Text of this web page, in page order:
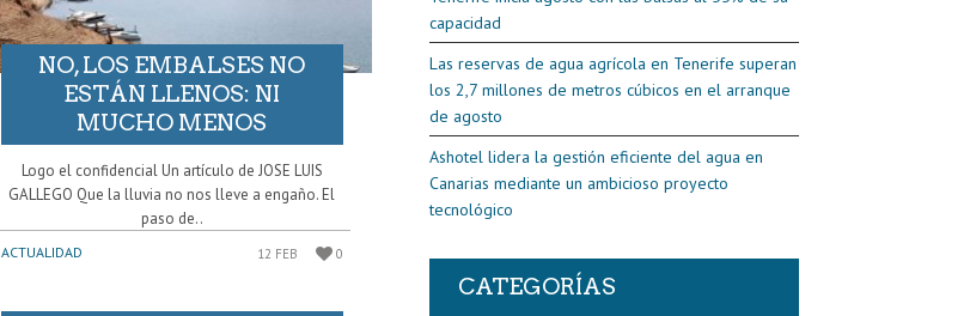
NO, LOS EMBALSES NO
ESTÁN LLENOS: NI
MUCHO MENOS
Logo el confidencial Un artículo de JOSE LUIS
GALLEGO Que la lluvia no nos lleve a engaño. El
paso de..
ACTUALIDAD 12 FEB 0
capacidad
Las reservas de agua agrícola en Tenerife superan
los 2,7 millones de metros cúbicos en el arranque
de agosto
Ashotel lidera la gestión eficiente del agua en
Canarias mediante un ambicioso proyecto
tecnológico
CATEGORÍAS